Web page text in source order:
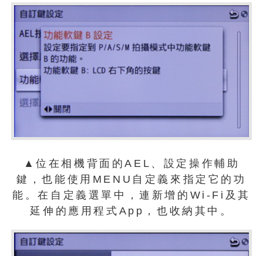
▲位在相機背面的AEL、設定操作輔助
鍵，也能使用MENU自定義來指定它的功
能。在自定義選單中，連新增的Wi-Fi及其
延伸的應用程式App，也收納其中。